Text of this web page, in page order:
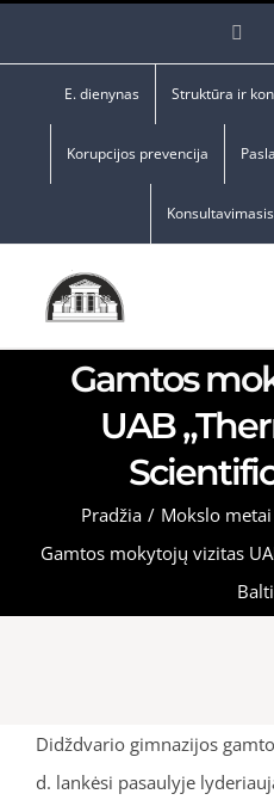
E. dienynas Struktūra ir
Korupcijos prevencija
Gamtos
UAB
Pradžia / Mokslo metai
Gamtos mokytojų vizitas
Didždvario gimnazijos
d. lankėsi pasaulyje